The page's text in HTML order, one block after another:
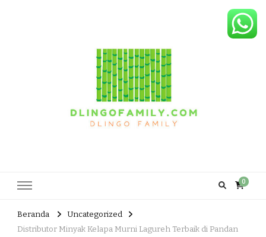
0
Beranda
Uncategorized
Distributor Minyak Kelapa Murni Lagureh Terbaik di Pandan